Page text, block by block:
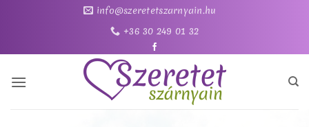
info@szeretetszarnyain.hu
+36 30 249 01 32